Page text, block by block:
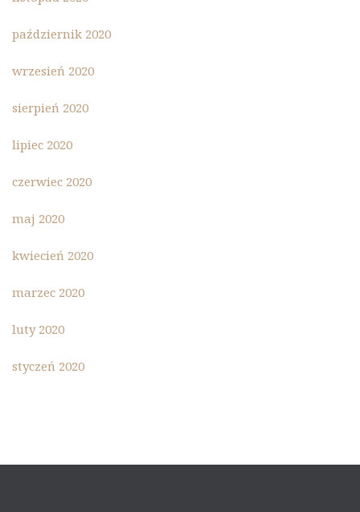
październik 2020
wrzesień 2020
sierpień 2020
lipiec 2020
czerwiec 2020
maj 2020
kwiecień 2020
marzec 2020
luty 2020
styczeń 2020